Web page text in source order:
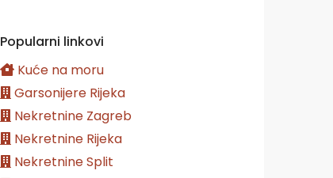
Popularni linkovi
Kuće na moru
Garsonijere Rijeka
Nekretnine Zagreb
Nekretnine Rijeka
Nekretnine Split